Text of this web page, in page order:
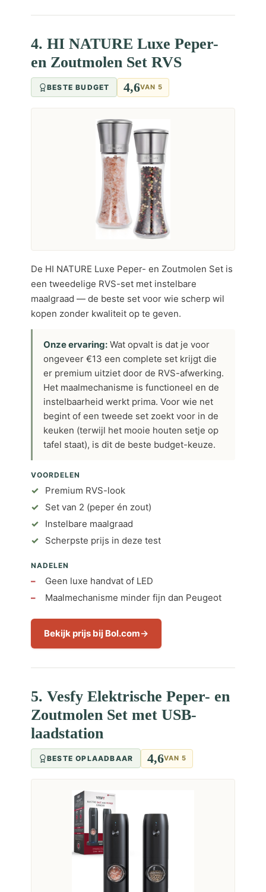
4. HI NATURE Luxe Peper-
en Zoutmolen Set RVS
BESTE BUDGET 4,6VAN 5
De HI NATURE Luxe Peper- en Zoutmolen Set is
een tweedelige RVS-set met instelbare
maalgraad — de beste set voor wie scherp wil
kopen zonder kwaliteit op te geven.
Onze ervaring: Wat opvalt is dat je voor
ongeveer €13 een complete set krijgt die
er premium uitziet door de RVS-afwerking.
Het maalmechanisme is functioneel en de
instelbaarheid werkt prima. Voor wie net
begint of een tweede set zoekt voor in de
keuken (terwijl het mooie houten setje op
tafel staat), is dit de beste budget-keuze.
VOORDELEN
Premium RVS-look
Set van 2 (peper én zout)
Instelbare maalgraad
Scherpste prijs in deze test
NADELEN
Geen luxe handvat of LED
Maalmechanisme minder fijn dan Peugeot
Bekijk prijs bij Bol.com
5. Vesfy Elektrische Peper- en
Zoutmolen Set met USB-
laadstation
BESTE OPLAADBAAR 4,6VAN 5